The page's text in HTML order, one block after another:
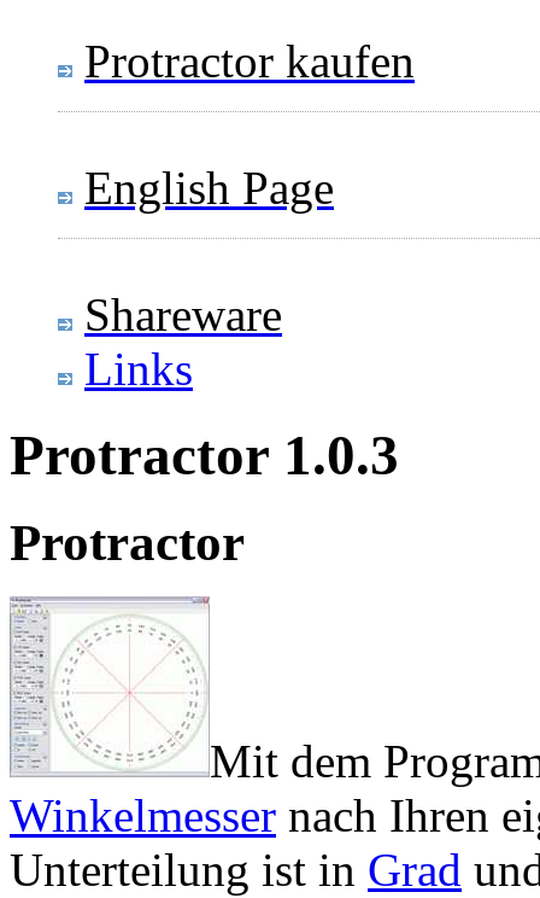
Protractor kaufen
English Page
Shareware
Links
Protractor 1.0.3
Protractor
Mit dem
Winkelmesser nach Ihren
Unterteilung ist in Grad